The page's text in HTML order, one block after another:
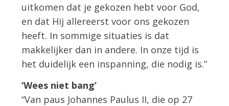
uitkomen dat je gekozen hebt voor God,
en dat Hij allereerst voor ons gekozen
heeft. In sommige situaties is dat
makkelijker dan in andere. In onze tijd is
het duidelijk een inspanning, die nodig is.”
‘Wees niet bang’
“Van paus Johannes Paulus II, die op 27